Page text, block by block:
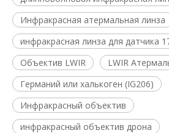
Инфракрасная атермальная линза
инфракрасная линза для датчика
Объектив LWIR
LWIR
Германий или халькоген (IG206)
Инфракрасный объектив
инфракрасный объектив дрона